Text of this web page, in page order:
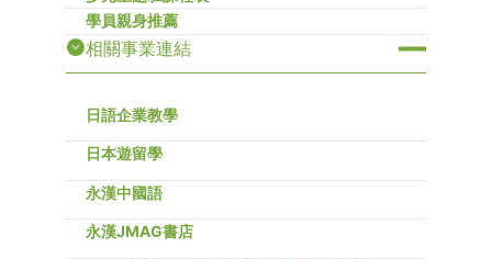
學員親身推薦
相關事業連結
日語企業教學
日本遊留學
永漢中國語
永漢JMAG書店